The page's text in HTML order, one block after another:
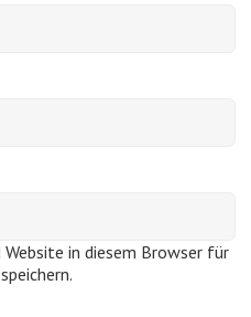
in diesem Browser für